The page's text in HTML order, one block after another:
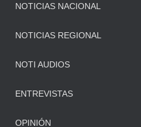
NOTICIAS NACIONAL
NOTICIAS REGIONAL
NOTI AUDIOS
ENTREVISTAS
OPINIÓN